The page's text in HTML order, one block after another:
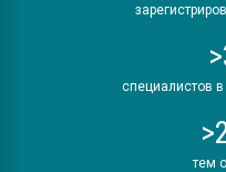
специалистов
тем